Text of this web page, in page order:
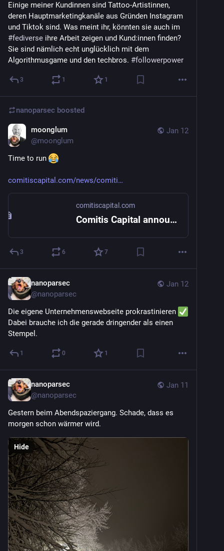
Einige meiner Kundinnen sind Tattoo-Artistinnen,
deren Hauptmarketingkanäle aus Gründen Instagram
#fediverse ihre Arbeit zeigen und Kund:innen finden?
Sie sind nämlich echt unglücklich mit dem
Algorithmusgame und den techbros. #followerpower
3 1 1
nanoparsec boosted
Jan 12
moonglum
@moonglum
Time to run
comitiscapital.com/news/comiti
comitiscapital.com
Comitis Capital announces the acquisition of Threema
3 6 7
Jan 12
nanoparsec
@nanoparsec
Die eigene Unternehmenswebseite prokrastinieren
Dabei brauche ich die gerade dringender als einen
Stempel.
1 0 1
Jan 11
nanoparsec
@nanoparsec
Gestern beim Abendspaziergang. Schade, dass es
morgen schon wärmer wird.
Hide